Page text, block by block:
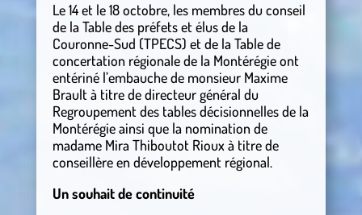
Le 14 et le 18 octobre, les membres du conseil
de la Table des préfets et élus de la
Couronne-Sud (TPECS) et de la Table de
concertation régionale de la Montérégie ont
entériné l’embauche de monsieur Maxime
Brault à titre de directeur général du
Regroupement des tables décisionnelles de la
Montérégie ainsi que la nomination de
madame Mira Thiboutot Rioux à titre de
conseillère en développement régional.
Un souhait de continuité